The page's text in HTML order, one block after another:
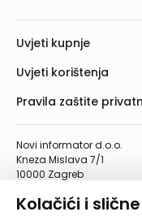
Kolačići i
Novi informator d.o.o.
Kneza Mislava 7/1
10000 Zagreb
Telefaks: 01/4612-553
Uvjeti kupnje
Uvjeti korištenja
Pravila zaštite